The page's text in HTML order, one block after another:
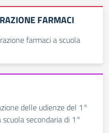
FARMACI
farmaci a scuola
delle udienze del 1°
secondaria di 1°